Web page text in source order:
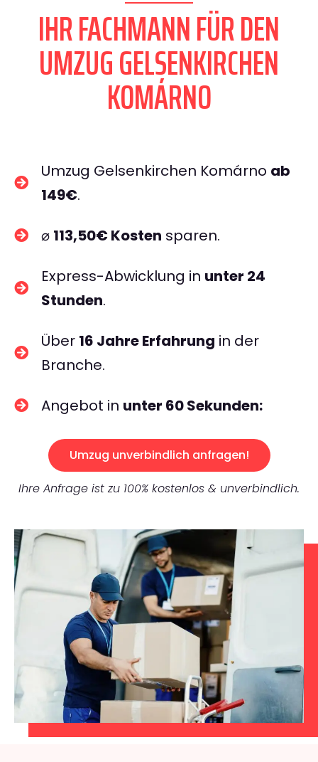
IHR FACHMANN FÜR DEN
UMZUG GELSENKIRCHEN
KOMÁRNO
Umzug Gelsenkirchen Komárno ab
149€.
⌀ 113,50€ Kosten sparen.
Express-Abwicklung in unter 24
Stunden.
Über 16 Jahre Erfahrung in der
Branche.
Angebot in unter 60 Sekunden:
Umzug unverbindlich anfragen!
Ihre Anfrage ist zu 100% kostenlos & unverbindlich.